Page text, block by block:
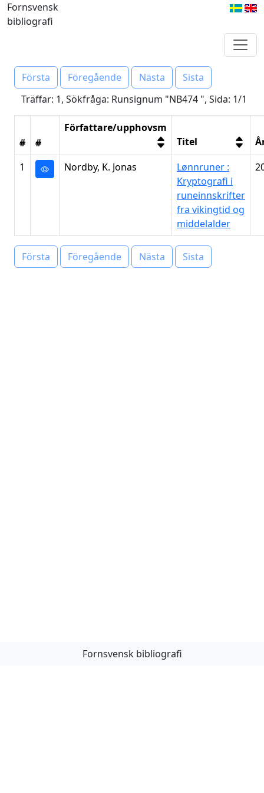
Fornsvensk
bibliografi
Första Föregående Nästa
Sista
Träffar: 1, Sökfråga: Runsignum "NB474 ", Sida: 1/1
# #
Författare/upphovsm
Titel
1
Nordby, K. Jonas
Lønnruner :
Kryptografi i
runeinnskrifter
fra vikingtid og
middelalder
Första Föregående Nästa Sista
Fornsvensk bibliografi